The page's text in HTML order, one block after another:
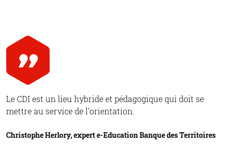
Le CDI est un lieu hybride et pédagogique qui doit se
mettre au service de l’orientation.
Christophe Herlory, expert e-Education Banque des Territoires